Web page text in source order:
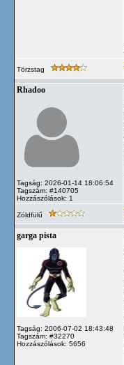
Törzstag
Rhadoo
Tagság: 2026-01-14 18:06:54
Tagszám: #140705
Hozzászólások: 1
Zöldfülű
garga pista
Tagság: 2006-07-02 18:43:48
Tagszám: #32270
Hozzászólások: 5656